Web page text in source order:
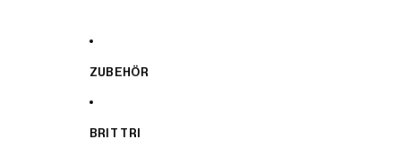
ZUBEHÖR
BRIT TRI